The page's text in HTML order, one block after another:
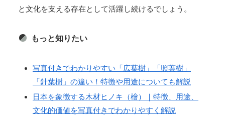
と文化を支える存在として活躍し続けるでしょう。
もっと知りたい
写真付きでわかりやすい「広葉樹」「照葉樹」
「針葉樹」の違い！特徴や用途についても解説
日本を象徴する木材ヒノキ（檜）｜特徴、用途、
文化的価値を写真付きでわかりやすく解説